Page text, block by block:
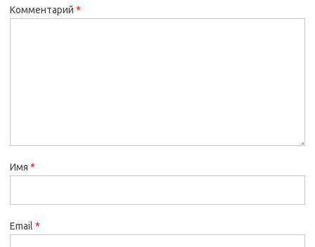
Комментарий *
Имя *
Email *